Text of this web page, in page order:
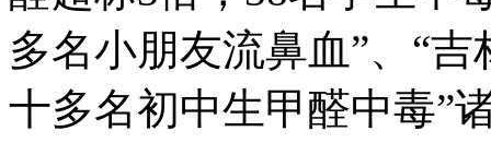
多名小朋友流鼻血”、“
十多名初中生甲醛中毒”